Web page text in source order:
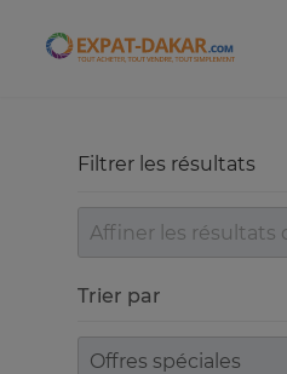
Expat-Dakar
Filtrer les résultats
Trier par
Trier par